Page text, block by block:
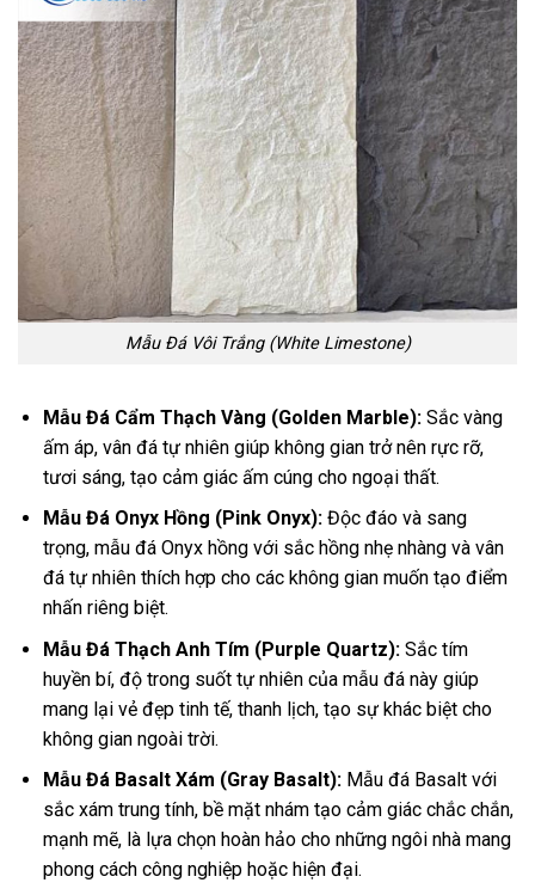
Mẫu Đá Vôi Trắng (White Limestone)
Mẫu Đá Cẩm Thạch Vàng (Golden Marble):Sắc vàng
ấm áp, vân đá tự nhiên giúp không gian trở nên rực rỡ,
tươi sáng, tạo cảm giác ấm cúng cho ngoại thất.
Mẫu Đá Onyx Hồng (Pink Onyx):Độc đáo và sang
trọng, mẫu đá Onyx hồng với sắc hồng nhẹ nhàng và vân
đá tự nhiên thích hợp cho các không gian muốn tạo điểm
nhấn riêng biệt.
Mẫu Đá Thạch Anh Tím (Purple Quartz):Sắc tím
huyền bí, độ trong suốt tự nhiên của mẫu đá này giúp
mang lại vẻ đẹp tinh tế, thanh lịch, tạo sự khác biệt cho
không gian ngoài trời.
Mẫu Đá Basalt Xám (Gray Basalt):Mẫu đá Basalt với
sắc xám trung tính, bề mặt nhám tạo cảm giác chắc chắn,
mạnh mẽ, là lựa chọn hoàn hảo cho những ngôi nhà mang
phong cách công nghiệp hoặc hiện đại.